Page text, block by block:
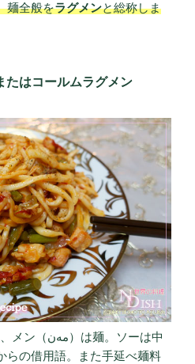
麺全般をラグメンと総称しま
らの借用語。また手延べ麺料